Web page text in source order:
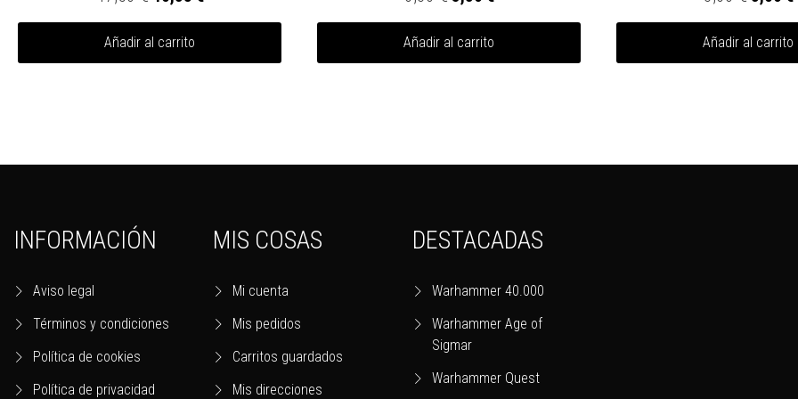
Añadir al carrito Añadir al carrito Añadir al carrito
INFORMACIÓN
Aviso legal
Términos y condiciones
Política de cookies
Política de privacidad
MIS COSAS
Mi cuenta
Mis pedidos
Carritos guardados
Mis direcciones
DESTACADAS
Warhammer 40.000
Warhammer Age of
Sigmar
Warhammer Quest